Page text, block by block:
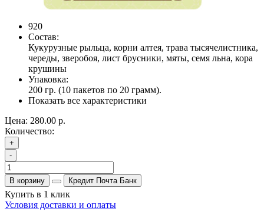
920
Состав:
Кукурузные рыльца, корни алтея, трава тысячелистника,
череды, зверобоя, лист брусники, мяты, семя льна, кора
крушины
Упаковка:
200 гр. (10 пакетов по 20 грамм).
Показать все характеристики
Цена: 280.00 р.
Количество:
+
-
В корзину Кредит Почта Банк
Купить в 1 клик
Условия доставки и оплаты